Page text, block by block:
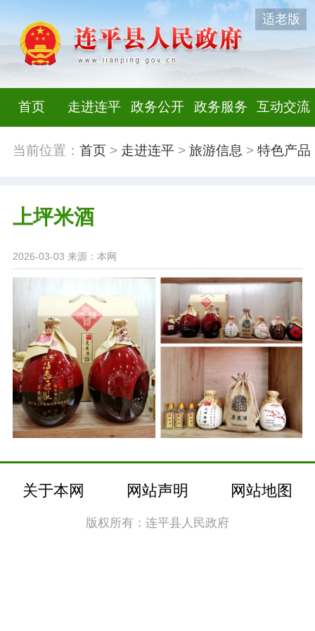
适老版
首页 走进连平 政务公开 政务服务 互动交流
当前位置： 首页> 走进连平> 旅游信息 > 特色产品
上坪米酒
2026-03-03 来源：本网
关于本网 网站声明 网站地图
版权所有：连平县人民政府